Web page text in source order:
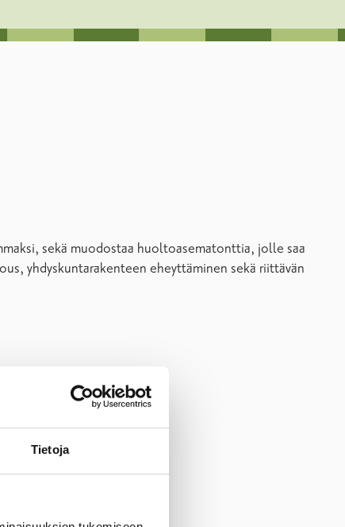
Tietoja
sekä muodostaa huoltoasematonttia, jolle saa
yhdyskuntarakenteen eheyttäminen sekä riittävän